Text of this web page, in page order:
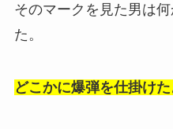
そのマークを見た男は
た。
どこかに爆弾を仕掛け